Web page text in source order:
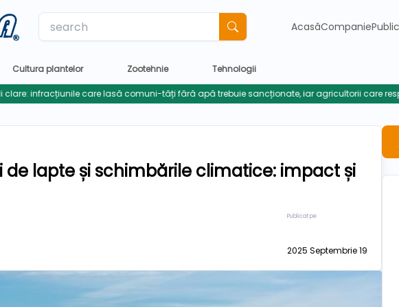
Label AcasăCompanie
Cultura plantelor Zootehnie Tehnologii
de lapte și schimbările climatice: impact și
Publicat pe
2025 Septembrie 19